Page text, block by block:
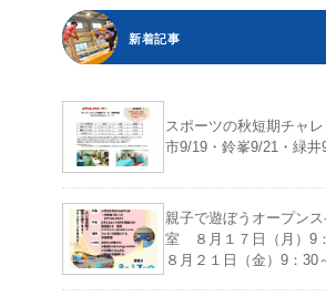
新着記事
スポーツの秋短期チャ
市9/19・鈴峯9/21・緑井
親子で遊ぼうオープン
室 ８月１７日（月）9
８月２１日（金）9：30